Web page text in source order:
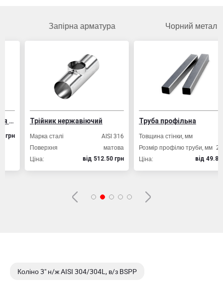
Запірна арматура
Трійник нержавіючий
Марка сталі
AISI 316
Поверхня
матова
вiд 512.50 грн
Чорний метал
Труба профільна
Товщина стінки, мм
Розмір профілю труби, мм 20х20
Ціна:
вiд 49.80 грн
Коліно 3" н/ж AISI 304/304L, в/з BSPP